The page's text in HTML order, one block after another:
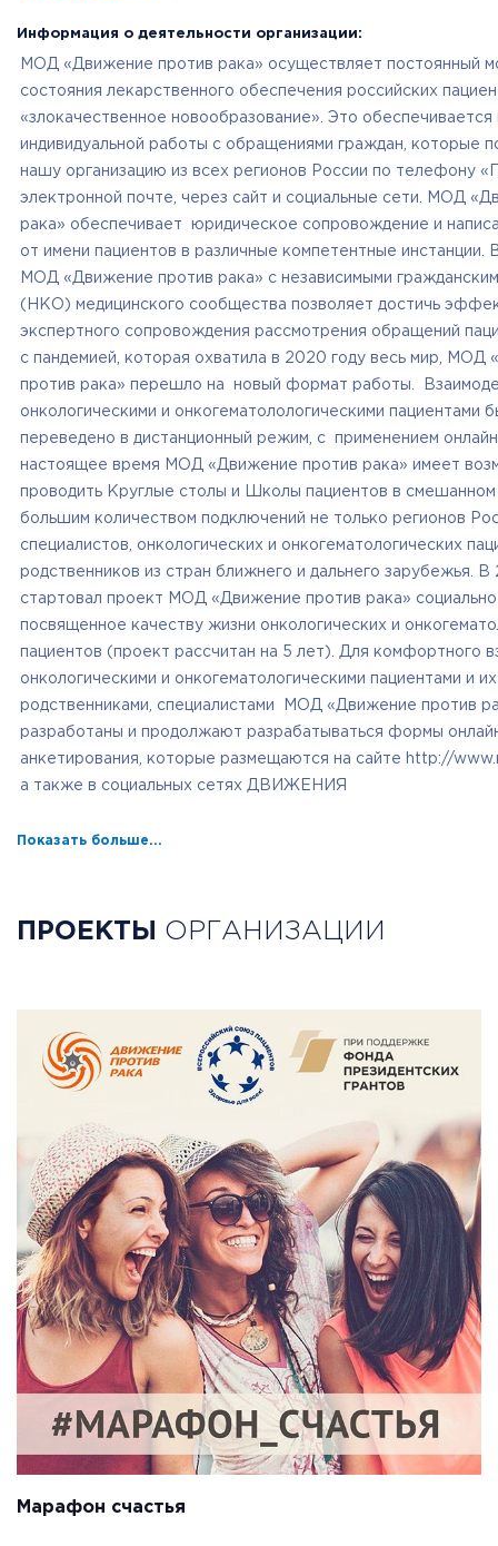
заболеваний за счет публикаций достоверных и
официальных ресурсах МОД «Движение против рака», а
просветительских акций, проводимых МОД «Движение
Информация о деятельности организации:
МОД «Движение против рака» осуществляет постоянный
состояния лекарственного обеспечения российских
«злокачественное новообразование». Это обеспечивается
индивидуальной работы с обращениями граждан, которые
нашу организацию из всех регионов России по телефону
электронной почте, через сайт и социальные сети. МОД
рака» обеспечивает юридическое сопровождение и
от имени пациентов в различные компетентные инстанции.
МОД «Движение против рака» с независимыми
(НКО) медицинского сообщества позволяет достичь
экспертного сопровождения рассмотрения обращений
с пандемией, которая охватила в 2020 году весь мир, МОД
против рака» перешло на новый формат работы.
онкологическими и онкогематолологическими пациентами
переведено в дистанционный режим, с применением
настоящее время МОД «Движение против рака» имеет
проводить Круглые столы и Школы пациентов в
большим количеством подключений не только регионов
специалистов, онкологических и онкогематологических
родственников из стран ближнего и дальнего зарубежья. В
стартовал проект МОД «Движение против рака»
посвященное качеству жизни онкологических и
пациентов (проект рассчитан на 5 лет). Для комфортного
онкологическими и онкогематологическими пациентами и их
родственниками, специалистами МОД «Движение против
разработаны и продолжают разрабатываться формы
анкетирования, которые размещаются на сайте http://
а также в социальных сетях ДВИЖЕНИЯ
Показать больше...
ПРОЕКТЫ ОРГАНИЗАЦИИ
Марафон счастья